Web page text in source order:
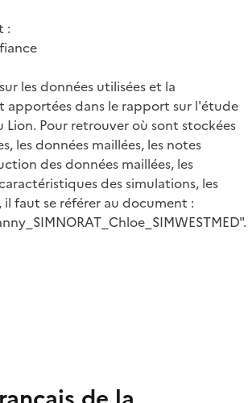
:
les données utilisées et la
apportées dans le rapport sur l'étude
Lion. Pour retrouver où sont stockées
les données maillées, les notes
des données maillées, les
des simulations, les
faut se référer au document :